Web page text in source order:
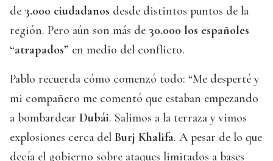
de 3.000 ciudadanos desde distintos puntos de la
región. Pero aún son más de 30.000 los españoles
“atrapados” en medio del conflicto.
Pablo recuerda cómo comenzó todo: “Me desperté y
mi compañero me comentó que estaban empezando
a bombardear Dubái. Salimos a la terraza y vimos
explosiones cerca del Burj Khalifa. A pesar de lo que
decía el gobierno sobre ataques limitados a bases